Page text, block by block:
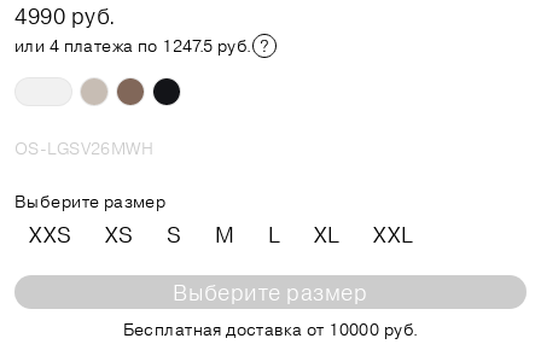
4990 руб.
или 4 платежа по 1247.5 руб.
OS-LGSV26MWH
Выберите размер
XXS XS S M L XL XXL
Выберите размер
Бесплатная доставка от 10000 руб.